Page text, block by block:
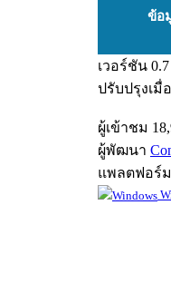
ข้อ
เวอร์ชัน 0.7
ปรับปรุงเมื่อ
ผู้เข้าชม
ผู้พัฒนา
แพลตฟอร์ม